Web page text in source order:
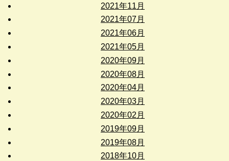
2021年11月
2021年07月
2021年06月
2021年05月
2020年09月
2020年08月
2020年04月
2020年03月
2020年02月
2019年09月
2019年08月
2018年10月